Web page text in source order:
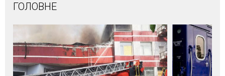
ГОЛОВНЕ